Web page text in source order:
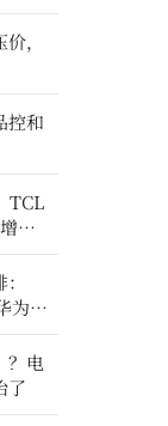
，
控和
TCL
为进
？电
了